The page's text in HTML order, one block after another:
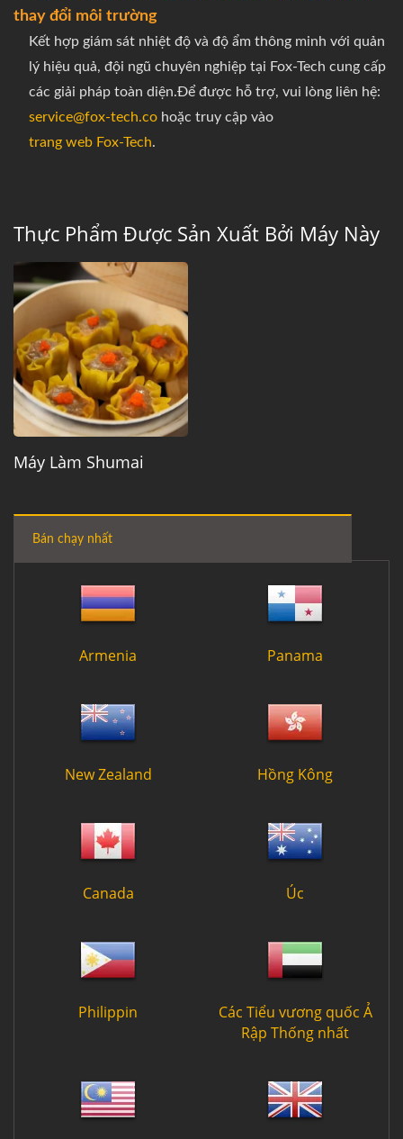
thay đổi môi trường
Kết hợp giám sát nhiệt độ và độ ẩm thông minh với quản
lý hiệu quả, đội ngũ chuyên nghiệp tại Fox-Tech cung cấp
các giải pháp toàn diện.Để được hỗ trợ, vui lòng liên hệ:
service@fox-tech.co hoặc truy cập vào
trang web Fox-Tech.
Thực Phẩm Được Sản Xuất Bởi Máy Này
Máy Làm Shumai
Bán chạy nhất
Armenia Panama
New Zealand Hồng Kông
Canada Úc
Philippin
Các Tiểu vương quốc Ả
Rập Thống nhất